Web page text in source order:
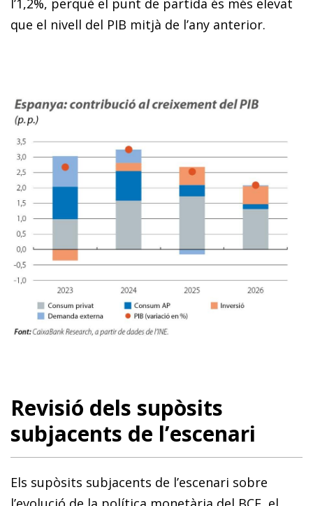
que el nivell del PIB mitjà de l’any anterior.
Revisió dels supòsits
subjacents de l’escenari
Els supòsits subjacents de l’escenari sobre